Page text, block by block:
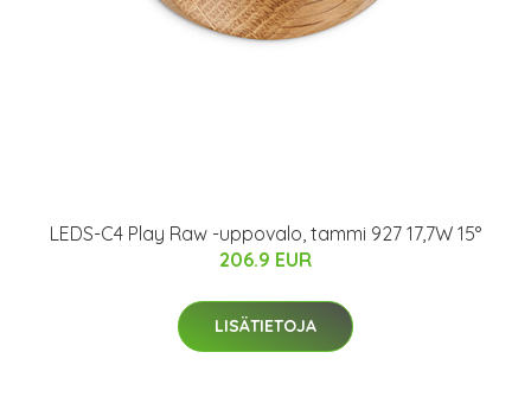
LEDS-C4 Play Raw -uppovalo, tammi 927 17,7W 15°
206.9 EUR
LISÄTIETOJA